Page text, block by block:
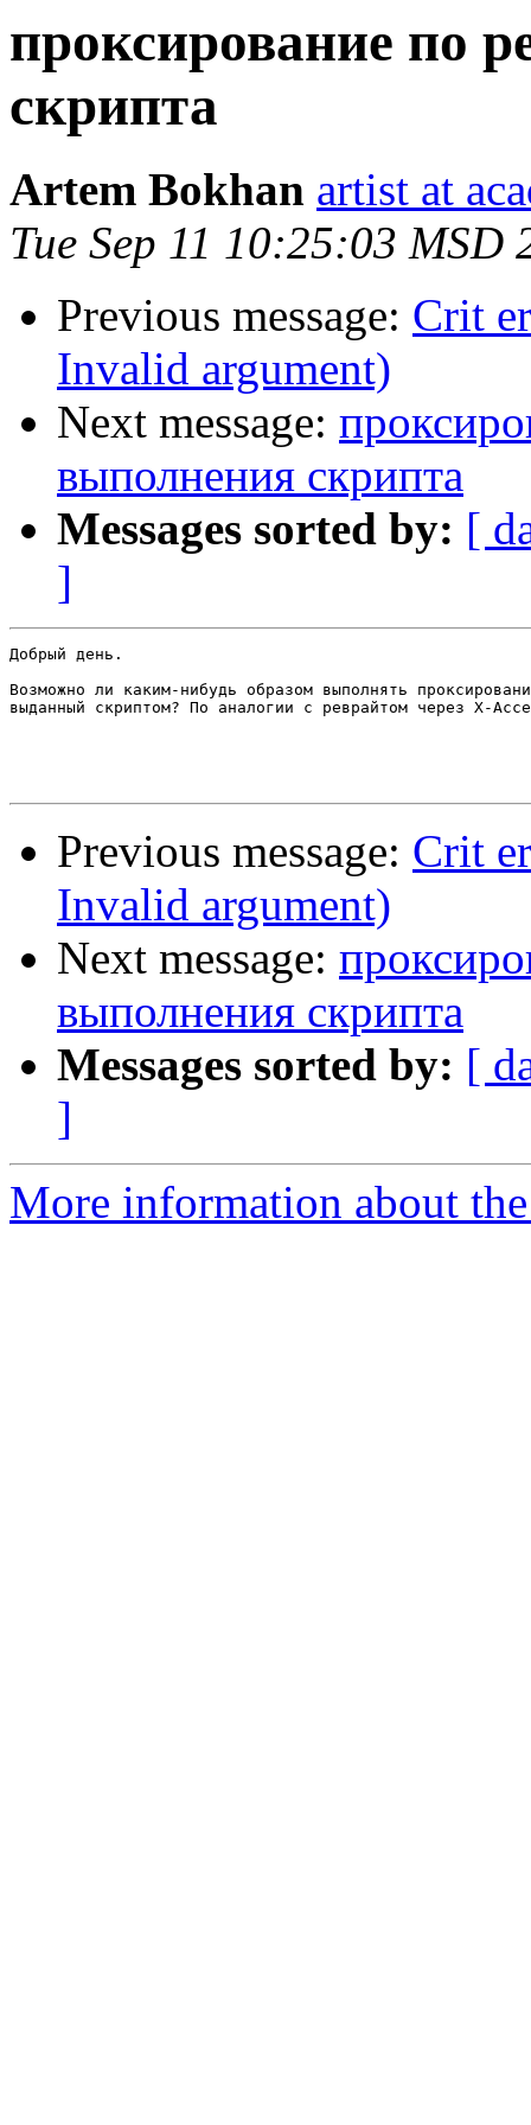
проксирование по
скрипта
Artem Bokhan artist at
Tue Sep 11 10:25:03 MSD
Previous message: Crit
Invalid argument)
Next message:
выполнения скрипта
Messages sorted by: [
]
Добрый день.
Возможно ли каким-нибудь образом выполнять
выданный скриптом? По аналогии с реврайтом через X-
Previous message: Crit
Invalid argument)
Next message:
выполнения скрипта
Messages sorted by: [
]
More information about